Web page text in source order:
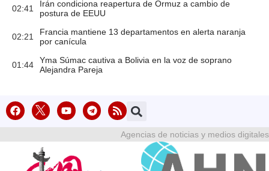
02:41
Irán condiciona reapertura de Ormuz a cambio de
postura de EEUU
02:21
Francia mantiene 13 departamentos en alerta naranja
por canícula
01:44
Yma Súmac cautiva a Bolivia en la voz de soprano
Alejandra Pareja
Agencias de noticias y medios digitales